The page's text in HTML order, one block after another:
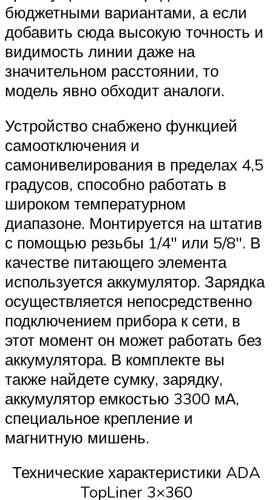
бюджетными вариантами, а если
добавить сюда высокую точность и
видимость линии даже на
значительном расстоянии, то
модель явно обходит аналоги.
Устройство снабжено функцией
самоотключения и
самонивелирования в пределах 4,5
градусов, способно работать в
широком температурном
диапазоне. Монтируется на штатив
с помощью резьбы 1/4″ или 5/8″. В
качестве питающего элемента
используется аккумулятор. Зарядка
осуществляется непосредственно
подключением прибора к сети, в
этот момент он может работать без
аккумулятора. В комплекте вы
также найдете сумку, зарядку,
аккумулятор емкостью 3300 мА,
специальное крепление и
магнитную мишень.
Технические характеристики ADA
TopLiner 3×360